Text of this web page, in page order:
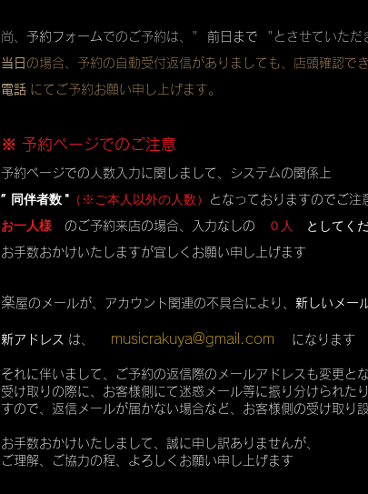
尚、 予約フォームでのご予約は、" 前日まで "とさせていただ
当日 の場合、予約の自動受付返信がありましても、店頭確認で
電話 にてご予約お願い申し上げます。
※ 予約ページでのご注意
予約ページでの人数入力に関しまして、システムの関係上
” 同伴者数 " （※ご本人以外の人数） となっておりますのでご注
お一人様 のご予約来店の場合、入力なしの ０人 としてく
お手数おかけいたしますが宜しくお願い申し上げます
楽屋のメールが、アカウント関連の不具合により、 新しいメー
新アドレス は、 musicrakuya@gmail.com になります
それに伴いまして、ご予約の返信際のメールアドレスも変更と
受け取りの際に、お客様側にて迷惑メール等に振り分けられた
すので、返信メールが届かない場合など、お客様側の受け取り
お手数おかけいたしまして、誠に申し訳ありませんが、
ご理解、ご協力の程、よろしくお願い申し上げます